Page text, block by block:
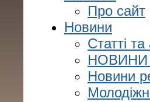
Про сайт
Новини
Статті
НОВИНИ
Новини